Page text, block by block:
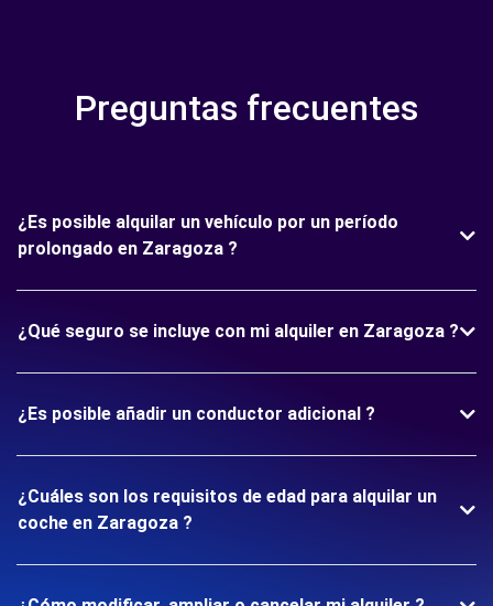
Preguntas frecuentes
¿Es posible alquilar un vehículo por un período
prolongado en Zaragoza ?
¿Qué seguro se incluye con mi alquiler en Zaragoza ?
¿Es posible añadir un conductor adicional ?
¿Cuáles son los requisitos de edad para alquilar un
coche en Zaragoza ?